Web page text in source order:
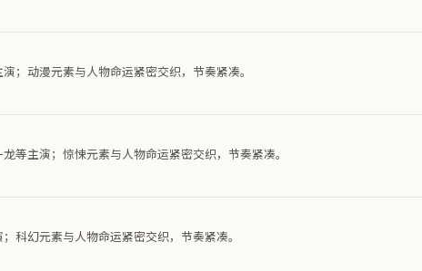
；动漫元素与人物命运紧密交织，节奏紧凑。
等主演；惊悚元素与人物命运紧密交织，节奏紧凑。
科幻元素与人物命运紧密交织，节奏紧凑。